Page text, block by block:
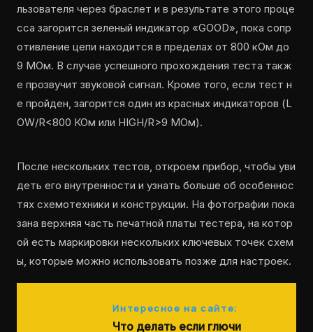
льзователя через браслет и в результате этого проце
сса загорится зеленый индикатор «GOOD», пока сопр
отивление цепи находится в пределах от 800 кОм до
9 МОм. В случае успешного прохождения теста такж
е прозвучит звуковой сигнал. Кроме того, если тест н
е пройден, загорится один из красных индикаторов (L
OW/R<800 КОм или HIGH/R>9 МОм).
После нескольких тестов, откроем прибор, чтобы уви
деть его внутренности и узнать больше об особеннос
тях схемотехники и конструкции. На фотографии пока
зана верхняя часть печатной платы тестера, на котор
ой есть маркировки нескольких ключевых точек схем
ы, которые можно использовать позже для настроек.
Интересное на сайте:
Что делать если глючи